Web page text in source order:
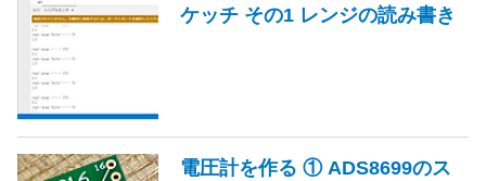
ケッチ その1 レンジの読み書き
電圧計を作る ① ADS8699のス